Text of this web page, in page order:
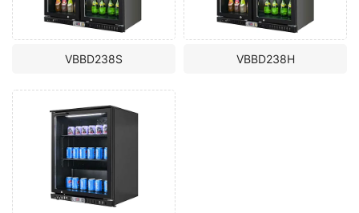
VBBD238S VBBD238H